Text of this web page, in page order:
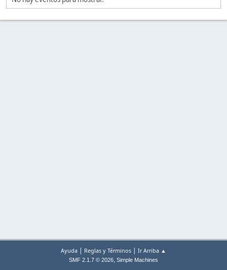
Ayuda | Reglas y Términos | Ir Arriba ▲
SMF 2.1.7 © 2026, Simple Machines